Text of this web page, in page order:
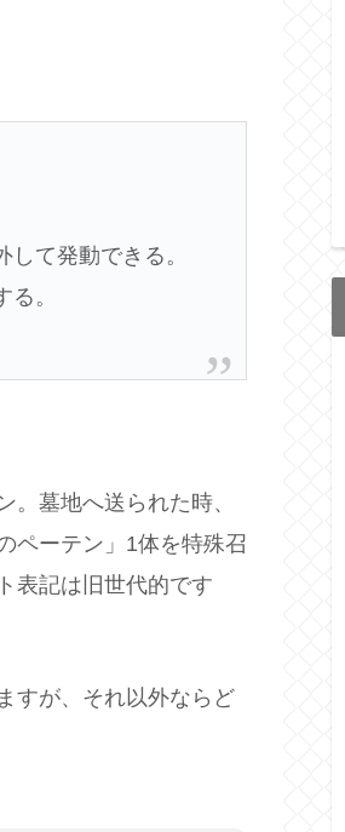
て発動できる。
。
。墓地へ送られた時、
ペーテン」1体を特殊召
表記は旧世代的です
すが、それ以外ならど